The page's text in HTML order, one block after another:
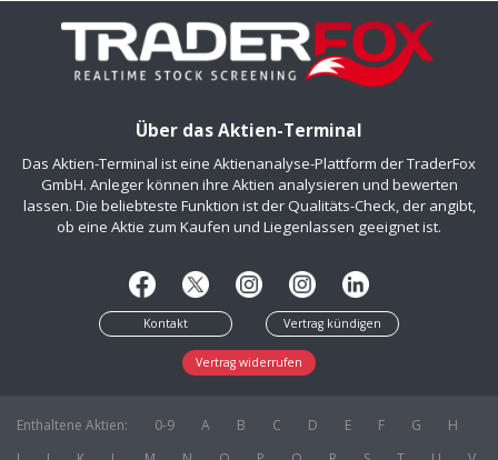
Über das Aktien-Terminal
Das Aktien-Terminal ist eine Aktienanalyse-Plattform der TraderFox
GmbH. Anleger können ihre Aktien analysieren und bewerten
lassen. Die beliebteste Funktion ist der Qualitäts-Check, der angibt,
ob eine Aktie zum Kaufen und Liegenlassen geeignet ist.
Kontakt Vertrag kündigen
Vertrag widerrufen
Enthaltene Aktien: 0-9 A B C D E F G
H